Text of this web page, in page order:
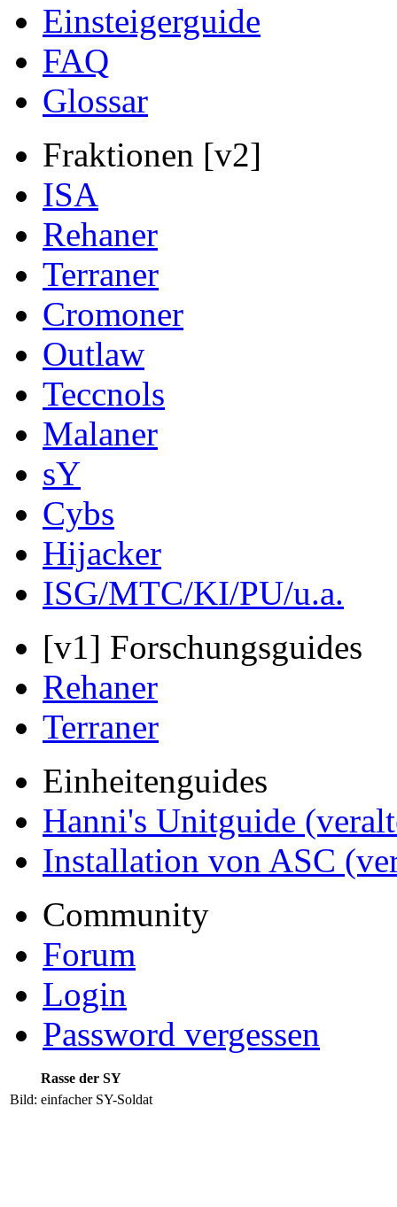
Einsteigerguide
FAQ
Glossar
Fraktionen [v2]
ISA
Rehaner
Terraner
Cromoner
Outlaw
Teccnols
Malaner
sY
Cybs
Hijacker
ISG/MTC/KI/PU/u.a.
[v1] Forschungsguides
Rehaner
Terraner
Einheitenguides
Hanni's Unitguide
Installation von ASC
Community
Forum
Login
Password vergessen
Rasse der SY
Bild: einfacher SY-Soldat